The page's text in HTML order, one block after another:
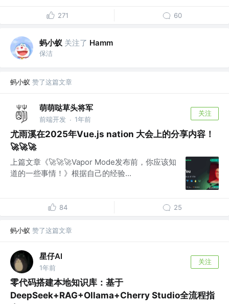
271 60
蚂小蚁 关注了 Hamm
保洁
蚂小蚁 赞了这篇文章
萌萌哒草头将军
前端开发 · 1年前
关注
尤雨溪在2025年Vue.js nation 大会上的分享内容！
🚀🚀🚀
上篇文章《🚀🚀🚀Vapor Mode发布前，你应该知
道的一些事情！》根据自己的经验...
84 25
蚂小蚁 赞了这篇文章
星仔AI
1年前
关注
零代码搭建本地知识库：基于
DeepSeek+RAG+Ollama+Cherry Studio全流程指